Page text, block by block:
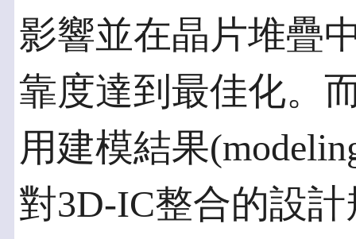
影響並在晶片堆疊
靠度達到最佳化。
用建模結果
對3D-IC整合的設